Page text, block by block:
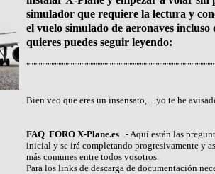
simulador que requiere la lectura y
el vuelo simulado de aeronaves
quieres puedes seguir leyendo:
Bien veo que eres un insensato,…yo te he
FAQ FORO X-Plane.es .- Aquí están las
inicial y se irá completando progresivamente y
más comunes entre todos vosotros.
Para los links de descarga de documentación